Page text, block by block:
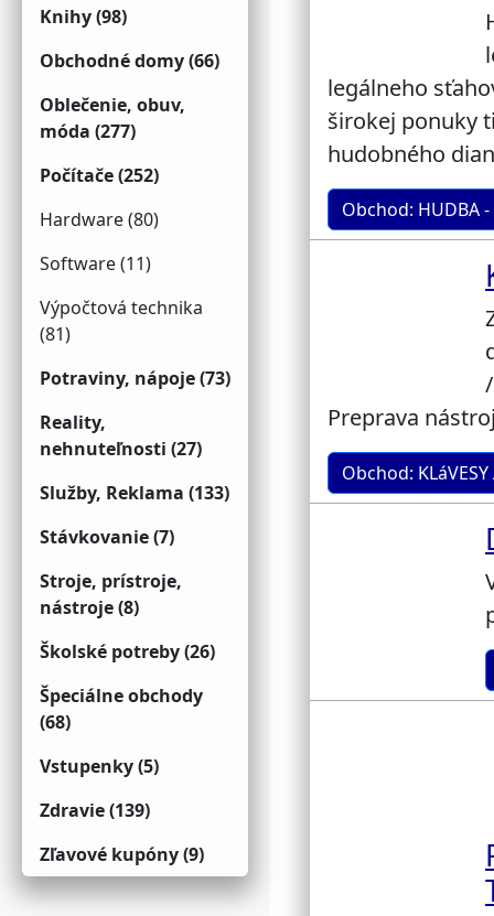
Knihy (98)
Obchodné domy (66)
Oblečenie, obuv,
móda (277)
Počítače (252)
Hardware (80)
Software (11)
Výpočtová technika
(81)
Potraviny, nápoje (73)
Reality,
nehnuteľnosti (27)
Služby, Reklama (133)
Stávkovanie (7)
Stroje, prístroje,
nástroje (8)
Školské potreby (26)
Špeciálne obchody
(68)
Vstupenky (5)
Zdravie (139)
Zľavové kupóny (9)
legálneho
širokej ponuky
hudobného
Obchod: HUDBA -
Preprava
Obchod: